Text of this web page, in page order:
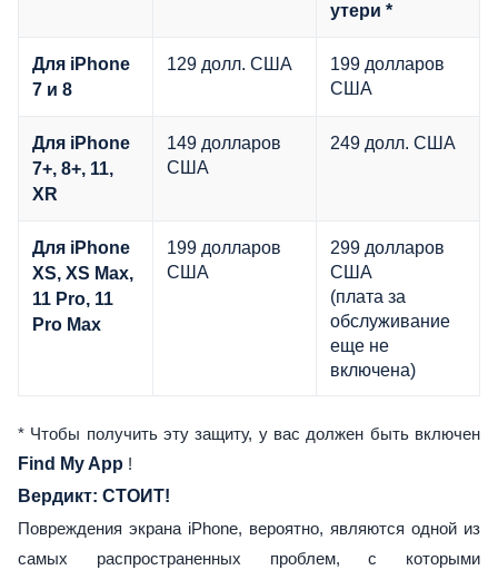
утери *
Для iPhone
7 и 8
129 долл. США
199 долларов
США
Для iPhone
7+, 8+, 11,
XR
149 долларов
США
249 долл. США
Для iPhone
XS, XS Max,
11 Pro, 11
Pro Max
199 долларов
США
299 долларов
США
(плата за
обслуживание
еще не
включена)
* Чтобы получить эту защиту, у вас должен быть включен
Find My App !
Вердикт: СТОИТ!
Повреждения экрана iPhone, вероятно, являются одной из
самых распространенных проблем, с которыми